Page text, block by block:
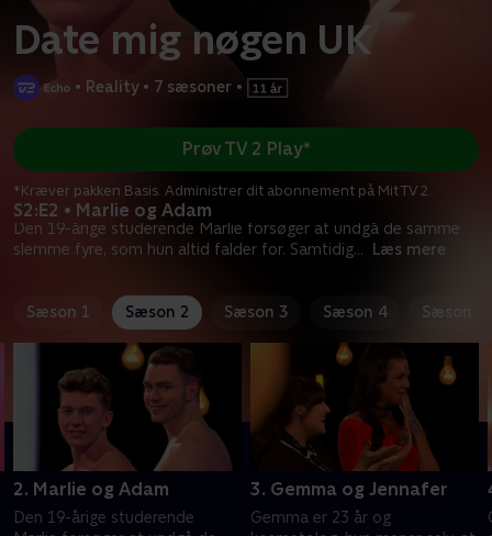
Date mig nøgen UK
• Reality • 7 sæsoner •
S2:E2 • Marlie og Adam
Den 19-årige studerende Marlie forsøger at undgå de samme
slemme fyre, som hun altid falder for. Samtidig... Læs mere
Prøv TV 2 Play*
*Kræver pakken Basis. Administrer dit abonnement på Mit TV 2.
Sæson 1 Sæson 2 Sæson 3 Sæson 4 Sæson 5
2. Marlie og Adam
Den 19-årige studerende
3. Gemma og Jennafer
Gemma er 23 år og